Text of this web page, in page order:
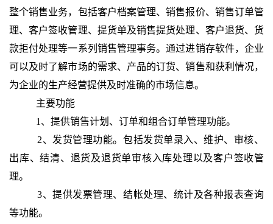
整个销售业务，包括客户档案管理、销售报价、销售订单管
理、客户签收管理、提货单及销售提货处理、客户退货、货
款拒付处理等一系列销售管理事务。通过进销存软件，企业
可以及时了解市场的需求、产品的订货、销售和获利情况，
为企业的生产经营提供及时准确的市场信息。
主要功能
1、提供销售计划、订单和组合订单管理功能。
2、发货管理功能。包括发货单录入、维护、审核、
出库、结清、退货及退货单审核入库处理以及客户签收管
理。
3、提供发票管理、结帐处理、统计及各种报表查询
等功能。